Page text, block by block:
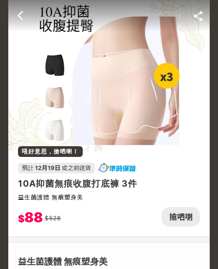
搶哂喇
唔好意思，搶哂喇！
預計 12月19日 或之前送貨
10A抑菌無痕收腹打底褲 3件
益生菌護體 無痕塑身美
$88 $528
益生菌護體 無痕塑身美